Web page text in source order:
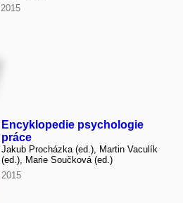
2015
Encyklopedie psychologie
práce
Jakub Procházka (ed.), Martin Vaculík
(ed.), Marie Součková (ed.)
2015